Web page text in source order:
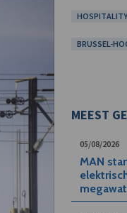
BRUSSEL-
MEEST
05/08/2026
MAN